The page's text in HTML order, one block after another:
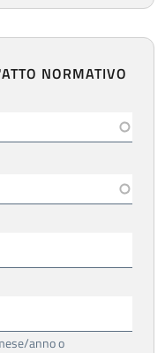
NORMATIVO
anno o